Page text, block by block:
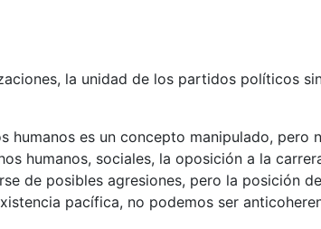
la unidad de los partidos políticos
humanos es un concepto manipulado, pero
humanos, sociales, la oposición a la
de posibles agresiones, pero la posición
pacífica, no podemos ser